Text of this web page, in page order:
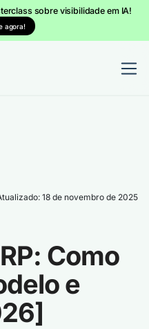
sobre visibilidade em IA!
agora!
18 de novembro de 2025
Como
e